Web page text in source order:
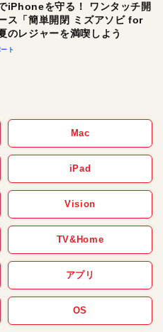
iPhoneを守る！ ワンタッチ開
ス「簡単開閉 ミズアソビ for
のレジャーを満喫しよう
ト
Mac
iPad
Vision
TV&Home
アプリ
OS